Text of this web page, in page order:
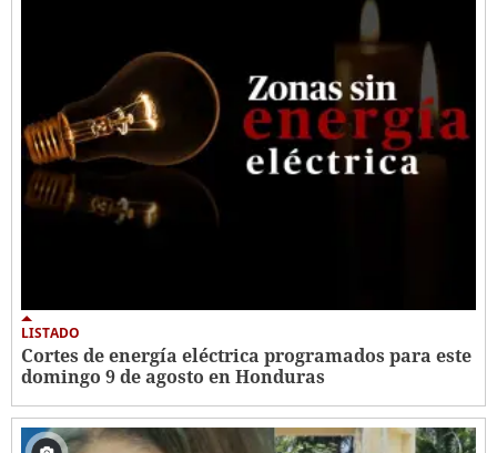
LISTADO
Cortes de energía eléctrica programados para este
domingo 9 de agosto en Honduras